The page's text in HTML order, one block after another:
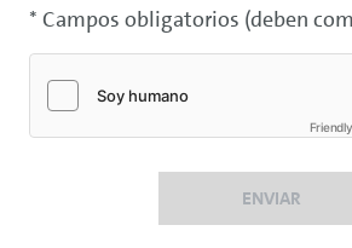
* Campos obligatorios (deben
ENVIAR